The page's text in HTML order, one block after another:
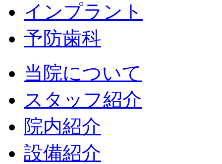
インプラント
予防歯科
当院について
スタッフ紹介
院内紹介
設備紹介